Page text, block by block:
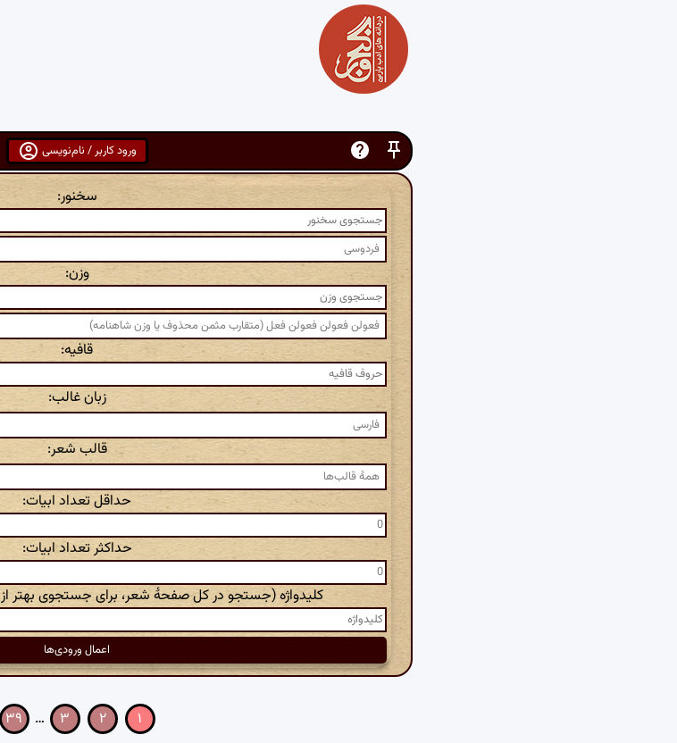
ورود کاربر / نام‌نویسی
سخنور:
وزن:
قافیه:
زبان غالب:
قالب شعر:
حداقل تعداد ابیات:
حداکثر تعداد ابیات:
کلیدواژه (جستجو در کل صفحهٔ شعر، برای جستجوی بهتر از
۱ ۲ ۳ … ۳۹